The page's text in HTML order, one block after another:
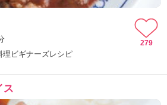
理ビギナーズレシピ
279
ス